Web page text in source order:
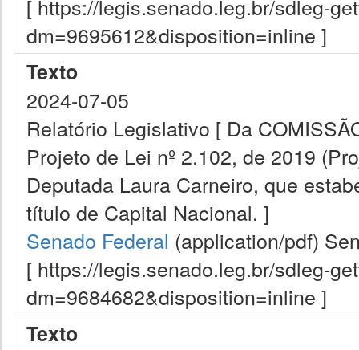
[ https://legis.senado.leg.br/sdleg-
dm=9695612&disposition=inline ]
Texto
2024-07-05
Relatório Legislativo [ Da
Projeto de Lei nº 2.102, de 2019
Deputada Laura Carneiro, que
título de Capital Nacional. ]
Senado Federal (application/pdf)
[ https://legis.senado.leg.br/sdleg-
dm=9684682&disposition=inline ]
Texto